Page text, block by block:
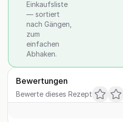
Einkaufsliste
— sortiert
nach Gängen,
zum
einfachen
Abhaken.
Bewertungen
Bewerte dieses Rezept